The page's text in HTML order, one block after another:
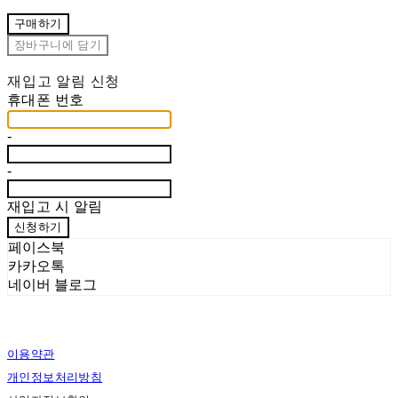
구매하기
장바구니에 담기
재입고 알림 신청
휴대폰 번호
-
-
재입고 시 알림
신청하기
페이스북
카카오톡
네이버 블로그
이용약관
개인정보처리방침